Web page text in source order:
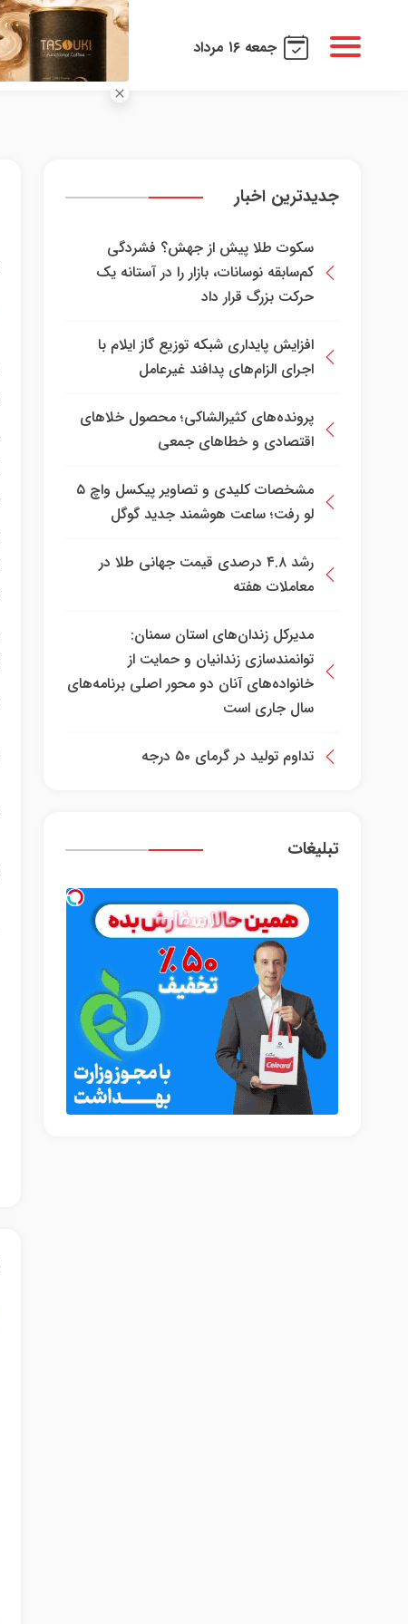
جمعه ۱۶ مرداد
جدیدترین اخبار
سکوت طلا پیش از جهش؟ فشردگی
کم‌سابقه نوسانات، بازار را در آستانه یک
حرکت بزرگ قرار داد
افزایش پایداری شبکه توزیع گاز ایلام با
اجرای الزام‌های پدافند غیرعامل
پرونده‌های کثیرالشاکی؛ محصول خلا‌های
اقتصادی و خطا‌های جمعی
مشخصات کلیدی و تصاویر پیکسل واچ ۵
لو رفت؛ ساعت هوشمند جدید گوگل
رشد ۴.۸ درصدی قیمت جهانی طلا در
معاملات هفته
مدیرکل زندان‌های استان سمنان:
توانمندسازی زندانیان و حمایت از
خانواده‌های آنان دو محور اصلی برنامه‌های
سال جاری است
تداوم تولید در گرمای ۵۰ درجه
تبلیغات